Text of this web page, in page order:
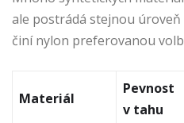
ale postrádá stejnou
činí nylon preferovanou
Materiál
Pevnost
v tahu